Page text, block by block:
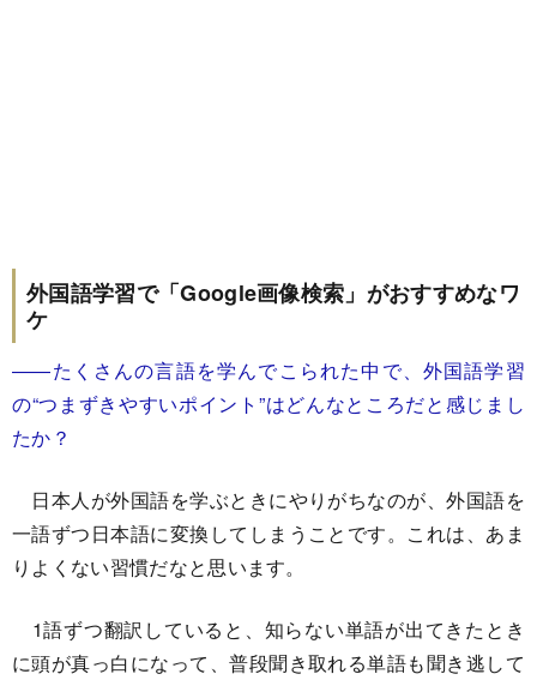
外国語学習で「Google画像検索」がおすすめなワ
ケ
――たくさんの言語を学んでこられた中で、外国語学習
の“つまずきやすいポイント”はどんなところだと感じまし
たか？
日本人が外国語を学ぶときにやりがちなのが、外国語を
一語ずつ日本語に変換してしまうことです。これは、あま
りよくない習慣だなと思います。
1語ずつ翻訳していると、知らない単語が出てきたとき
に頭が真っ白になって、普段聞き取れる単語も聞き逃して